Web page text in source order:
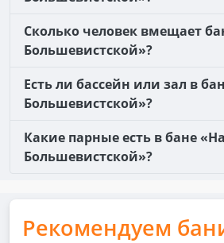
Сколько человек вмещает
Большевистской»?
Есть ли бассейн или зал в
Большевистской»?
Какие парные есть в бане «На
Большевистской»?
Рекомендуем